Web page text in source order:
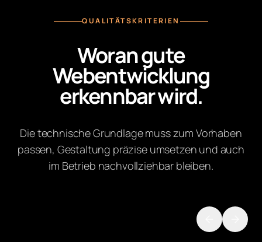
QUALITÄTSKRITERIEN
Woran gute
Webentwicklung
erkennbar wird.
Die technische Grundlage muss zum Vorhaben
passen, Gestaltung präzise umsetzen und auch
im Betrieb nachvollziehbar bleiben.